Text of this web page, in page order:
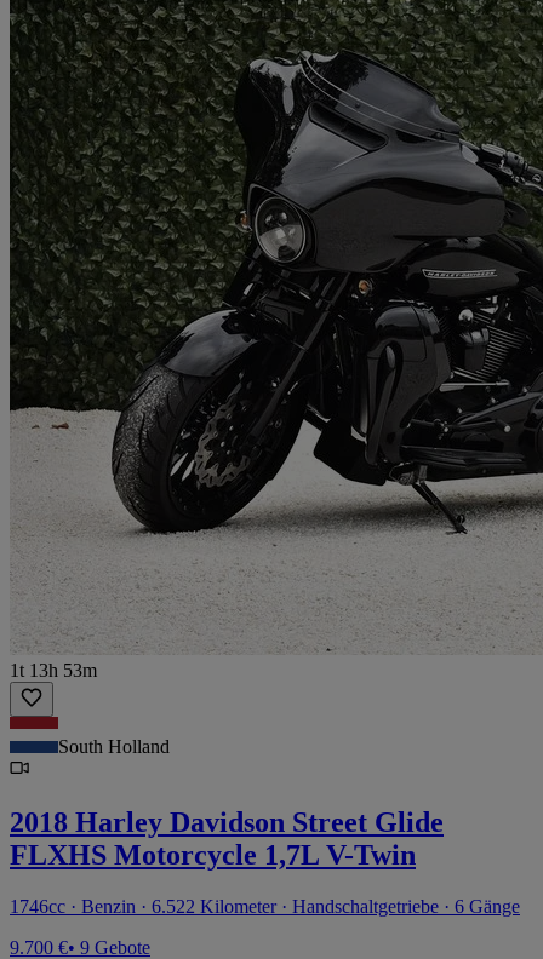
1t 13h 53m
South Holland
2018 Harley Davidson Street Glide
FLXHS Motorcycle 1,7L V-Twin
1746cc · Benzin · 6.522 Kilometer · Handschaltgetriebe · 6 Gänge
9.700 €• 9 Gebote